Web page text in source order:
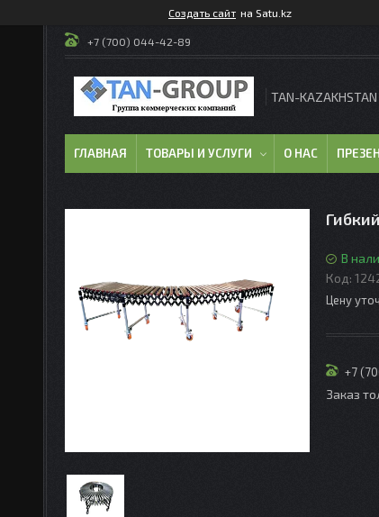
Создать сайт на Satu.kz
+7 (700) 044-42-89
TAN-KAZAKHSTAN
ГЛАВНАЯ ТОВАРЫ И УСЛУГИ О НАС
В
Код:
Цену
+7
Заказ